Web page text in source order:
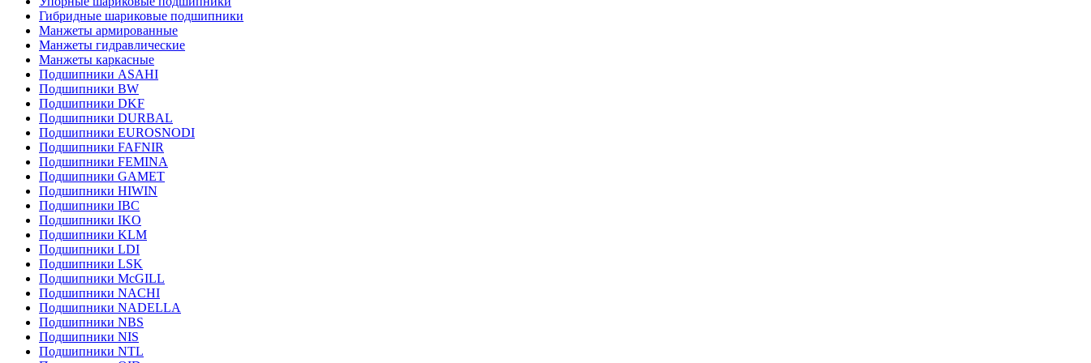
Гибридные шариковые подшипники
Манжеты армированные
Манжеты гидравлические
Манжеты каркасные
Подшипники ASAHI
Подшипники BW
Подшипники DKF
Подшипники DURBAL
Подшипники EUROSNODI
Подшипники FAFNIR
Подшипники FEMINA
Подшипники GAMET
Подшипники HIWIN
Подшипники IBC
Подшипники IKO
Подшипники KLM
Подшипники LDI
Подшипники LSK
Подшипники McGILL
Подшипники NACHI
Подшипники NADELLA
Подшипники NBS
Подшипники NIS
Подшипники NTL